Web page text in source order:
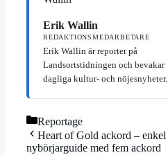
Erik Wallin
REDAKTIONSMEDARBETARE
Erik Wallin är reporter på
Landsortstidningen och bevakar
dagliga kultur- och nöjesnyheter.
Kategorier
Reportage
Heart of Gold ackord – enkel
nybörjarguide med fem ackord